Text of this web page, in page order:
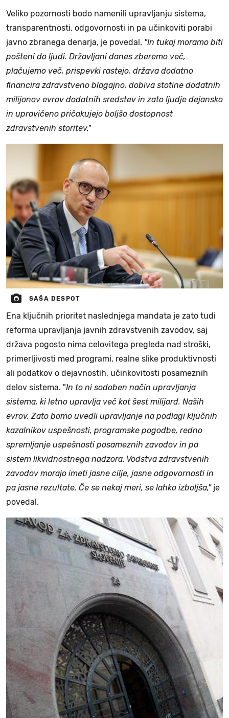
Veliko pozornosti bodo namenili upravljanju sistema,
transparentnosti, odgovornosti in pa učinkoviti porabi
javno zbranega denarja, je povedal. "In tukaj moramo biti
pošteni do ljudi. Državljani danes zberemo več,
plačujemo več, prispevki rastejo, država dodatno
financira zdravstveno blagajno, dobiva stotine dodatnih
milijonov evrov dodatnih sredstev in zato ljudje dejansko
in upravičeno pričakujejo boljšo dostopnost
zdravstvenih storitev."
SAŠA DESPOT
Ena ključnih prioritet naslednjega mandata je zato tudi
reforma upravljanja javnih zdravstvenih zavodov, saj
država pogosto nima celovitega pregleda nad stroški,
primerljivosti med programi, realne slike produktivnosti
ali podatkov o dejavnostih, učinkovitosti posameznih
delov sistema. "In to ni sodoben način upravljanja
sistema, ki letno upravlja več kot šest milijard. Naših
evrov. Zato bomo uvedli upravljanje na podlagi ključnih
kazalnikov uspešnosti, programske pogodbe, redno
spremljanje uspešnosti posameznih zavodov in pa
sistem likvidnostnega nadzora. Vodstva zdravstvenih
zavodov morajo imeti jasne cilje, jasne odgovornosti in
pa jasne rezultate. Če se nekaj meri, se lahko izboljša,"je
povedal.